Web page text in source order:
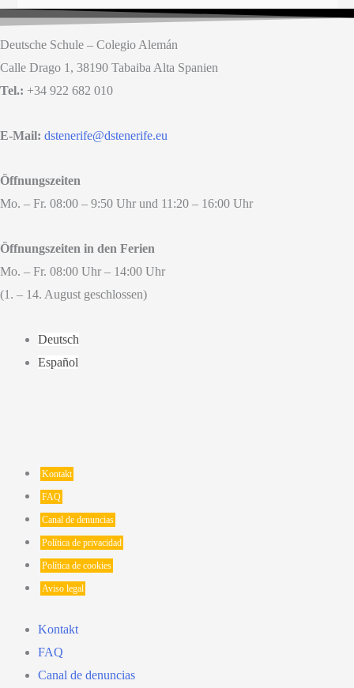
Deutsche Schule – Colegio Alemán
Calle Drago 1, 38190 Tabaiba Alta Spanien
Tel.: +34 922 682 010
E-Mail: dstenerife@dstenerife.eu
Öffnungszeiten
Mo. – Fr. 08:00 – 9:50 Uhr und 11:20 – 16:00 Uhr
Öffnungszeiten in den Ferien
Mo. – Fr. 08:00 Uhr – 14:00 Uhr
(1. – 14. August geschlossen)
Deutsch
Español
Kontakt
FAQ
Canal de denuncias
Política de privacidad
Política de cookies
Aviso legal
Kontakt
FAQ
Canal de denuncias